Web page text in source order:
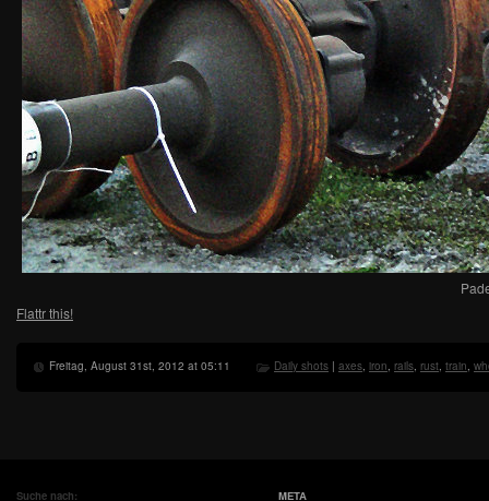
Flattr this!
Freitag, August 31st, 2012 at 05:11 Daily shots | axes, iron, rails, rust, train,
Suche nach:
META